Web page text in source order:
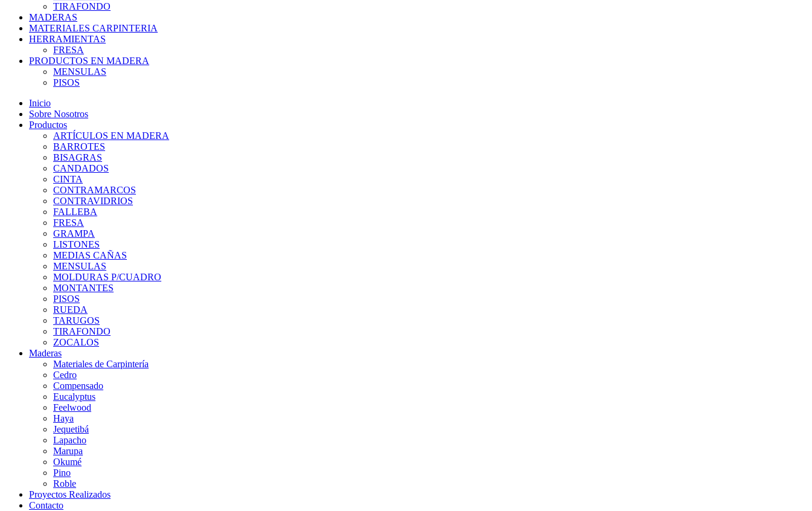
TIRAFONDO
MADERAS
MATERIALES CARPINTERIA
HERRAMIENTAS
FRESA
PRODUCTOS EN MADERA
MENSULAS
PISOS
Inicio
Sobre Nosotros
Productos
ARTÍCULOS EN MADERA
BARROTES
BISAGRAS
CANDADOS
CINTA
CONTRAMARCOS
CONTRAVIDRIOS
FALLEBA
FRESA
GRAMPA
LISTONES
MEDIAS CAÑAS
MENSULAS
MOLDURAS P/CUADRO
MONTANTES
PISOS
RUEDA
TARUGOS
TIRAFONDO
ZOCALOS
Maderas
Materiales de Carpintería
Cedro
Compensado
Eucalyptus
Feelwood
Haya
Jequetibá
Lapacho
Marupa
Okumé
Pino
Roble
Proyectos Realizados
Contacto